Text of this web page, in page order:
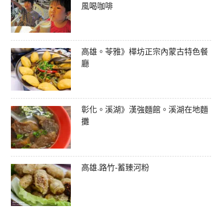
風喝咖啡
高雄。苓雅》樺坊正宗內蒙古特色餐
廳
彰化。溪湖》漢強麵館。溪湖在地麵
攤
高雄.路竹-蓄臻河粉